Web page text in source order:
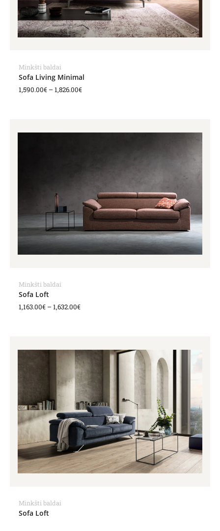
Minkšti baldai
Sofa Living Minimal
1,590.00€ –1,826.00€
Minkšti baldai
Sofa Loft
1,163.00€ –1,632.00€
range:
Minkšti baldai
Sofa Loft